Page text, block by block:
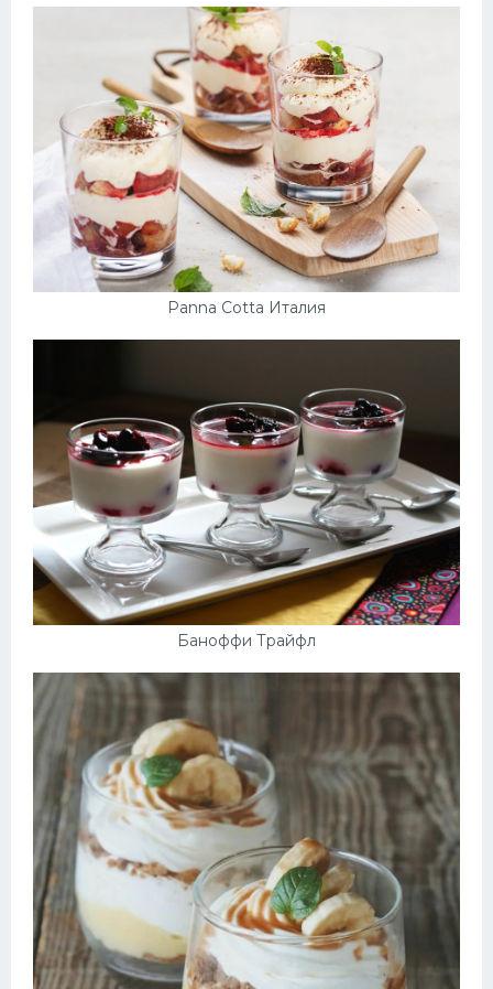
Panna Cotta Италия
Баноффи Трайфл